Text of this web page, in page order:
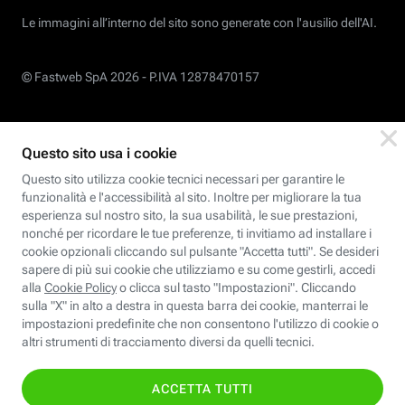
Le immagini all’interno del sito sono generate con l'ausilio dell'AI.
© Fastweb SpA 2026 - P.IVA 12878470157